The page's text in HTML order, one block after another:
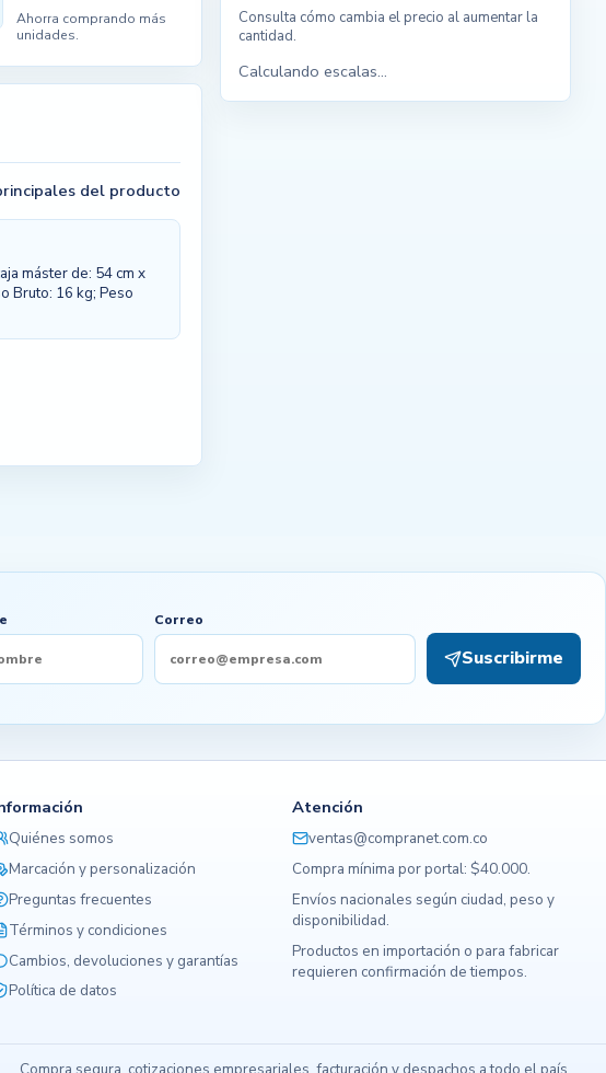
Ahorra comprando más
unidades.
del producto
máster de: 54 cm x
Bruto: 16 kg; Peso
Consulta cómo cambia el precio al aumentar la
cantidad.
Calculando escalas...
Correo
Suscribirme
Quiénes somos
Marcación y personalización
Preguntas frecuentes
Términos y condiciones
Cambios, devoluciones y garantías
Política de datos
Atención
ventas@compranet.com.co
Compra mínima por portal: $40.000.
Envíos nacionales según ciudad, peso y
disponibilidad.
Productos en importación o para fabricar
requieren confirmación de tiempos.